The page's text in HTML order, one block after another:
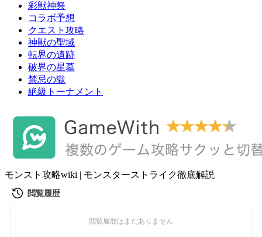
彩獣神祭
コラボ予想
クエスト攻略
神獣の聖域
転界の遺跡
破界の星墓
禁忌の獄
絶級トーナメント
モンスト攻略wiki | モンスターストライク徹底解説